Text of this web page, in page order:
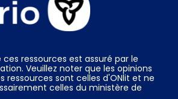
ressources est assuré par le
Veuillez noter que les opinions
ressources sont celles d'ONlit et ne
celles du ministère de